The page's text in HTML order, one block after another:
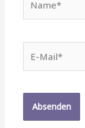
Mail*